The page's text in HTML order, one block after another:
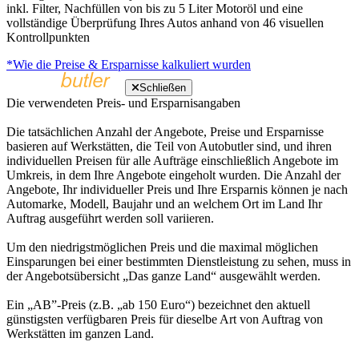
inkl. Filter, Nachfüllen von bis zu 5 Liter Motoröl und eine
vollständige Überprüfung Ihres Autos anhand von 46 visuellen
Kontrollpunkten
*Wie die Preise & Ersparnisse kalkuliert wurden
Schließen
Die verwendeten Preis- und Ersparnisangaben
Die tatsächlichen Anzahl der Angebote, Preise und Ersparnisse
basieren auf Werkstätten, die Teil von Autobutler sind, und ihren
individuellen Preisen für alle Aufträge einschließlich Angebote im
Umkreis, in dem Ihre Angebote eingeholt wurden. Die Anzahl der
Angebote, Ihr individueller Preis und Ihre Ersparnis können je nach
Automarke, Modell, Baujahr und an welchem Ort im Land Ihr
Auftrag ausgeführt werden soll variieren.
Um den niedrigstmöglichen Preis und die maximal möglichen
Einsparungen bei einer bestimmten Dienstleistung zu sehen, muss in
der Angebotsübersicht „Das ganze Land“ ausgewählt werden.
Ein „AB”-Preis (z.B. „ab 150 Euro“) bezeichnet den aktuell
günstigsten verfügbaren Preis für dieselbe Art von Auftrag von
Werkstätten im ganzen Land.